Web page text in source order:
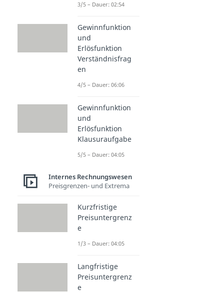
3/5 – Dauer: 02:54
Gewinnfunktion
und
Erlösfunktion
Verständnisfrag
en
4/5 – Dauer: 06:06
Gewinnfunktion
und
Erlösfunktion
Klausuraufgabe
5/5 – Dauer: 04:05
Internes Rechnungswesen
Preisgrenzen- und Extrema
Kurzfristige
Preisuntergrenz
e
1/3 – Dauer: 04:05
Langfristige
Preisuntergrenz
e